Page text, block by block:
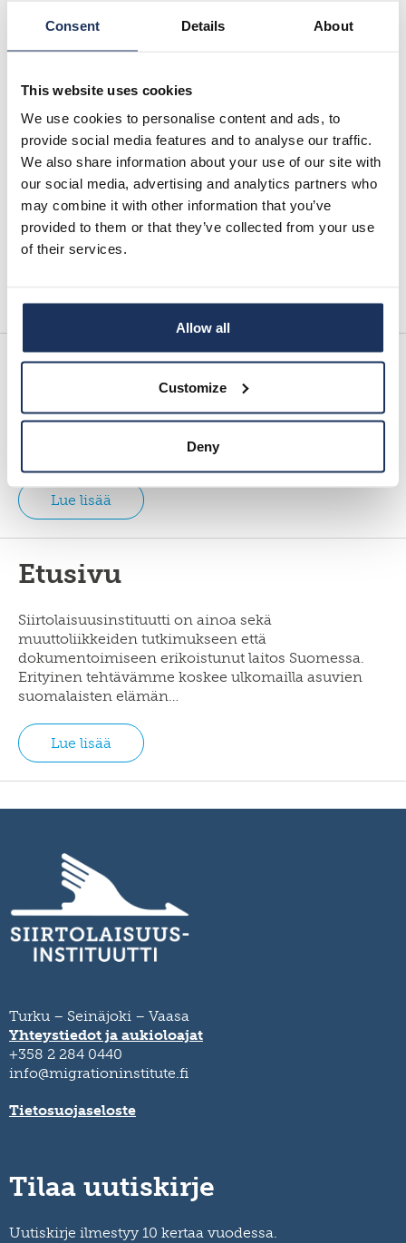
Consent Details About
This website uses cookies
We use cookies to personalise content and ads, to
provide social media features and to analyse our traffic.
We also share information about your use of our site with
our social media, advertising and analytics partners who
may combine it with other information that you’ve
provided to them or that they’ve collected from your use
of their services.
Allow all
Customize
Deny
samira.saramo@​migrationinstitute.fi
Kanadan ja Yhdysvaltojen muuttoliikkeiden ja
asutuskolonialismi ja muuttoliikkeet
paikka, ympäristö ja yhteisöllisyys
kokemuksen ja tunteiden historia
ylirajainen kuolema ja suru
monitieteelliset menetelmät
ORCID
Uutiset
Tältä sivulta löydät Siirtolaisuusinstituutin
Lue lisää
Etusivu
Siirtolaisuusinstituutti on ainoa sekä
muuttoliikkeiden tutkimukseen että
dokumentoimiseen erikoistunut laitos Suomessa.
Erityinen tehtävämme koskee ulkomailla asuvien
suomalaisten elämän…
Lue lisää
Turku – Seinäjoki – Vaasa
Yhteystiedot ja aukioloajat
+358 2 284 0440
info@migrationinstitute.fi
Tietosuojaseloste
Tilaa uutiskirje
Uutiskirje ilmestyy 10 kertaa vuodessa.